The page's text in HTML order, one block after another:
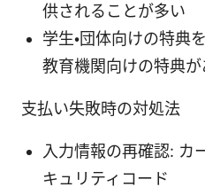
供されることが多い
学生・団体向けの特典
教育機関向けの特典が
支払い失敗時の対処法
入力情報の再確認: カ
キュリティコード